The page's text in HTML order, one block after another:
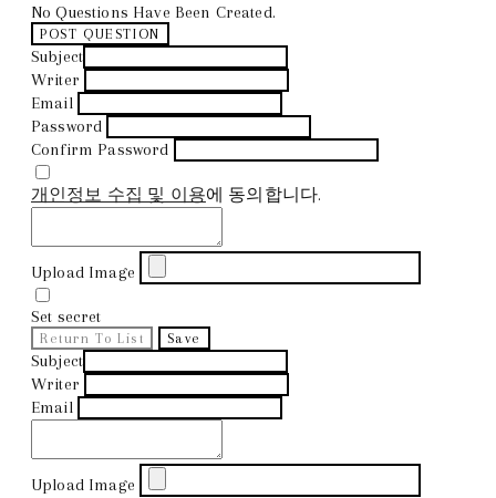
No Questions Have Been Created.
POST QUESTION
Subject
Writer
Email
Password
Confirm Password
개인정보 수집 및 이용에 동의합니다.
Upload Image
Set secret
Return To List Save
Subject
Writer
Email
Upload Image